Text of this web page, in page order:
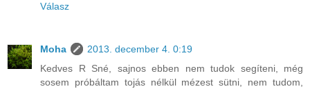
Válasz
Moha
2013. december 4. 0:19
Kedves R Sné, sajnos ebben nem tudok segíteni, még
sosem próbáltam tojás nélkül mézest sütni, nem tudom,